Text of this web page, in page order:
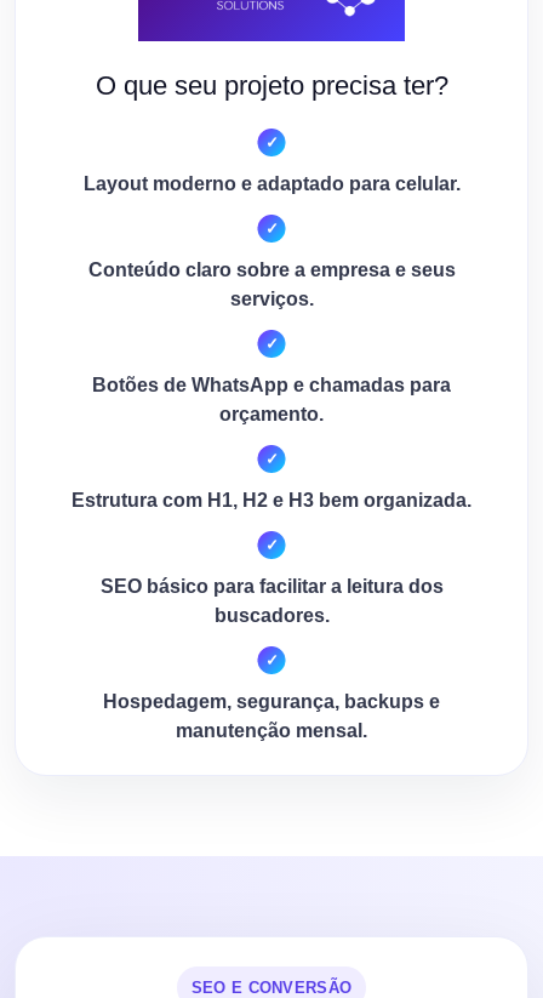
O que seu projeto precisa ter?
Layout moderno e adaptado para celular.
Conteúdo claro sobre a empresa e seus
serviços.
Botões de WhatsApp e chamadas para
orçamento.
Estrutura com H1, H2 e H3 bem organizada.
SEO básico para facilitar a leitura dos
buscadores.
Hospedagem, segurança, backups e
manutenção mensal.
SEO E CONVERSÃO